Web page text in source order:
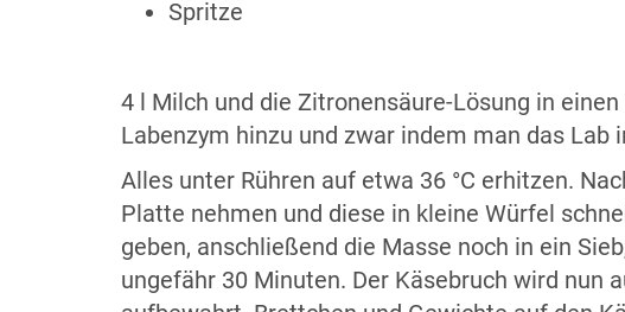
Spritze
4 l Milch und die Zitronensäure-Lösung in
Labenzym hinzu und zwar indem man das
Alles unter Rühren auf etwa 36 °C erhitzen.
Platte nehmen und diese in kleine Würfel
geben, anschließend die Masse noch in ein
ungefähr 30 Minuten. Der Käsebruch wird nun